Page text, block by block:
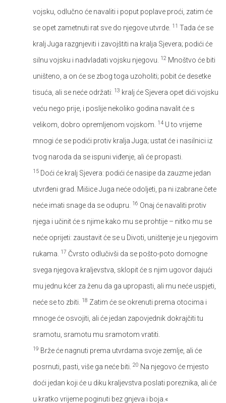
vojsku, odlučno će navaliti i poput poplave proći, zatim će
se opet zametnuti rat sve do njegove utvrde. 11 Tada će se
kralj Juga razgnjeviti i zavojštiti na kralja Sjevera; podići će
silnu vojsku i nadvladati vojsku njegovu.
12 Mnoštvo će biti
uništeno, a on će se zbog toga uzoholiti; pobit će desetke
tisuća, ali se neće održati: 13 kralj će Sjevera opet dići vojsku
veću nego prije, i poslije nekoliko godina navalit će s
velikom, dobro opremljenom vojskom.
14 U to vrijeme
mnogi će se podići protiv kralja Juga; ustat će i nasilnici iz
tvog naroda da se ispuni viđenje, ali će propasti.
15 Doći će kralj Sjevera: podići će nasipe da zauzme jedan
utvrđeni grad. Mišice Juga neće odoljeti, pa ni izabrane čete
neće imati snage da se odupru.
16 Onaj će navaliti protiv
njega i učinit će s njime kako mu se prohtije – nitko mu se
neće oprijeti: zaustavit će se u Divoti, uništenje je u njegovim
rukama.
17 Čvrsto odlučivši da se pošto-poto domogne
svega njegova kraljevstva, sklopit će s njim ugovor dajući
mu jednu kćer za ženu da ga upropasti, ali mu neće uspjeti,
neće se to zbiti.
18 Zatim će se okrenuti prema otocima i
mnoge će osvojiti, ali će jedan zapovjednik dokrajčiti tu
sramotu, sramotu mu sramotom vratiti.
19 Brže će nagnuti prema utvrdama svoje zemlje, ali će
posrnuti, pasti, više ga neće biti. 20 Na njegovo će mjesto
doći jedan koji će u diku kraljevstva poslati poreznika, ali će
u kratko vrijeme poginuti bez gnjeva i boja.«